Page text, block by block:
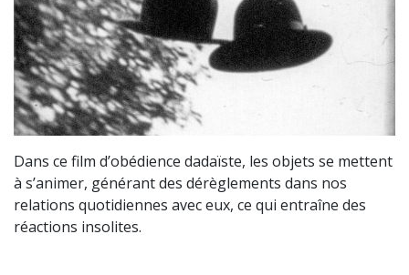
Dans ce film d’obédience dadaïste, les objets se mettent
à s’animer, générant des dérèglements dans nos
relations quotidiennes avec eux, ce qui entraîne des
réactions insolites.